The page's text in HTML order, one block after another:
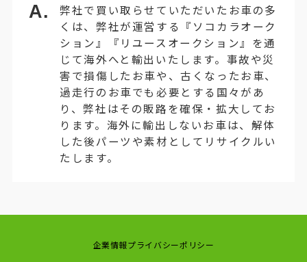
A.
弊社で買い取らせていただいたお車の多
くは、弊社が運営する『ソコカラオーク
ション』『リユースオークション』を通
じて海外へと輸出いたします。事故や災
害で損傷したお車や、古くなったお車、
過走行のお車でも必要とする国々があ
り、弊社はその販路を確保・拡大してお
ります。海外に輸出しないお車は、解体
した後パーツや素材としてリサイクルい
たします。
企業情報プライバシーポリシー